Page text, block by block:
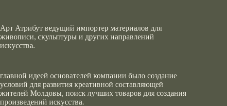
Арт Атрибут ведущий импортер материалов для
живописи, скульптуры и других направлений
искусства.
главной идеей основателей компании было создание
условий для развития креативной составляющей
жителей Молдовы, поиск лучших товаров для создания
произведений искусства.